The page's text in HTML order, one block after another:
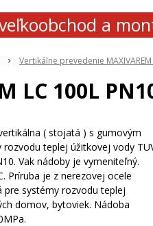
a
Vertikálne prevedenie
LC 100L
( stojatá ) s gumovým
teplej úžitkovej vody
Vak nádoby je vymeniteľný.
Príruba je z nerezovej ocele
pre systémy rozvodu teplej
domov, bytoviek. Nádoba